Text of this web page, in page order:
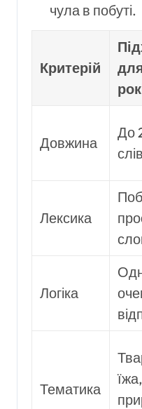
чула в побуті.
Критерій
Довжина
До
слів
Лексика
Логіка
Тематика
їжа,